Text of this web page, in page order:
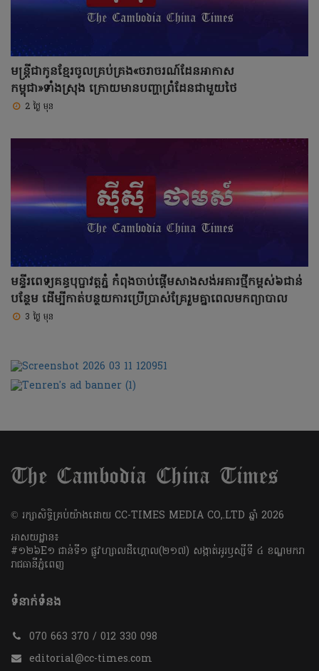
មន្ត្រីជាកូនខ្មែរចូលគ្រប់គ្រង«ចរាចរណ៍ដែនអាកាស
កម្ពុជា»ទាំងស្រុង ក្រោយមានបញ្ហាព្រំដែនជាមួយថៃ
2 ថ្ងៃ មុន
មន្ទីរពេទ្យគន្ធបុប្ផាវត្តភ្នំ កំពុងចាប់ផ្ដើមសាងសង់អគារថ្មីកម្ពស់៦ជាន់
បន្ថែម ដើម្បីកាត់បន្ថយការប្រើប្រាស់គ្រែរួមគ្នាពេលមកព្យាបាល
3 ថ្ងៃ មុន
​© រក្សា​សិទ្ធិ​គ្រប់​យ៉ាង​ដោយ​ CC-TIMES MEDIA CO,.LTD ឆ្នាំ​ 2026
អាសយដ្ឋាន៖
#១២៦E១ ជាន់ទី១ ផ្លូវហ្សាលដឺហ្គោល(២១៧) សង្កាត់អូរឫស្សីទី ៤ ខណ្ឌមករា
រាជធានីភ្នំពេញ
ទំនាក់ទំនង
070 663 370 / 012 330 098
editorial@cc-times.com